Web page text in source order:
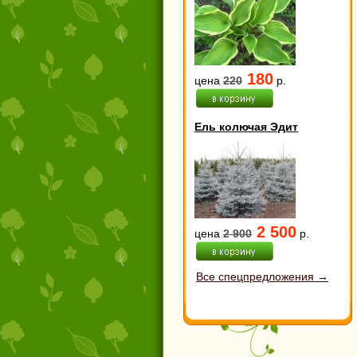
цена 220 180 р.
Ель колючая Эдит
цена 2 900 2 500 р.
Все спецпредложения →